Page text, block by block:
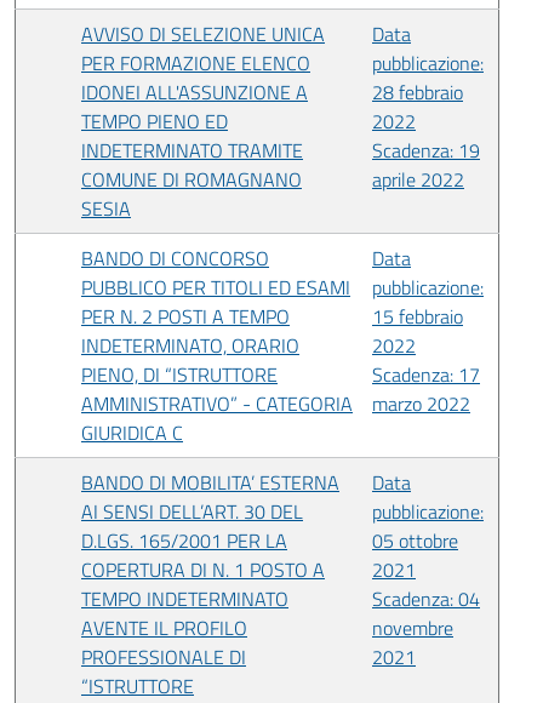
AVVISO DI SELEZIONE UNICA
PER FORMAZIONE ELENCO
IDONEI ALL'ASSUNZIONE A
TEMPO PIENO ED
INDETERMINATO TRAMITE
COMUNE DI ROMAGNANO
SESIA
Data
pubblicazione:
28 febbraio
2022
Scadenza: 19
aprile 2022
BANDO DI CONCORSO
PUBBLICO PER TITOLI ED ESAMI
PER N. 2 POSTI A TEMPO
INDETERMINATO, ORARIO
PIENO, DI “ISTRUTTORE
AMMINISTRATIVO” - CATEGORIA
GIURIDICA C
Data
pubblicazione:
15 febbraio
2022
Scadenza: 17
marzo 2022
BANDO DI MOBILITA’ ESTERNA
AI SENSI DELL’ART. 30 DEL
D.LGS. 165/2001 PER LA
COPERTURA DI N. 1 POSTO A
TEMPO INDETERMINATO
AVENTE IL PROFILO
PROFESSIONALE DI
“ISTRUTTORE
Data
pubblicazione:
05 ottobre
2021
Scadenza: 04
novembre
2021